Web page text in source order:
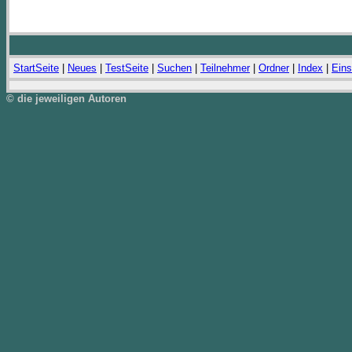
StartSeite Neues TestSeite Suchen Teilnehmer| Ordner| Index
© die jeweiligen Autoren